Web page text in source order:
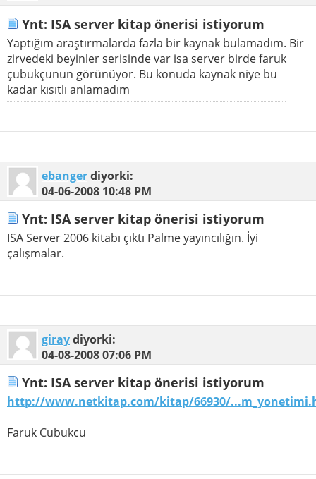
Ynt: ISA server kitap önerisi istiyorum
Yaptığım araştırmalarda fazla bir kaynak bulamadım. Bir
zirvedeki beyinler serisinde var isa server birde faruk
çubukçunun görünüyor. Bu konuda kaynak niye bu
kadar kısıtlı anlamadım
ebangerdiyorki:
04-06-2008 10:48 PM
Ynt: ISA server kitap önerisi istiyorum
ISA Server 2006 kitabı çıktı Palme yayıncılığın. İyi
çalışmalar.
giraydiyorki:
04-08-200807:06 PM
Ynt: ISA server kitap önerisi istiyorum
http://www.netkitap.com/kitap/66930/
Faruk Cubukcu